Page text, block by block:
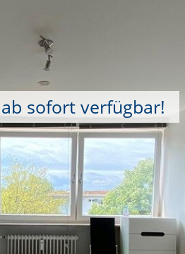
sofort verfügbar!